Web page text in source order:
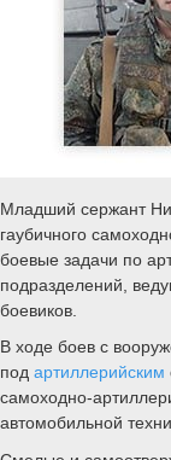
Младший сержант
гаубичного
боевые задачи по
подразделений,
боевиков.
В ходе боев с
под артиллерийским
самоходно-
автомобильной